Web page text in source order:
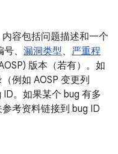
容包括问题描述和一个
、 漏洞类型、 严重程
版本（若有）。如
例如 AOSP 变更列
。如果某个 bug 有多
考资料链接到 bug ID